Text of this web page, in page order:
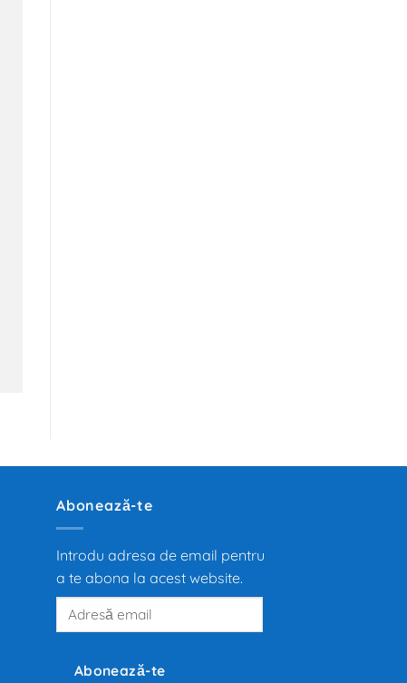
Abonează-te
Introdu adresa de email pentru
a te abona la acest website.
Adresă
Abonează-te